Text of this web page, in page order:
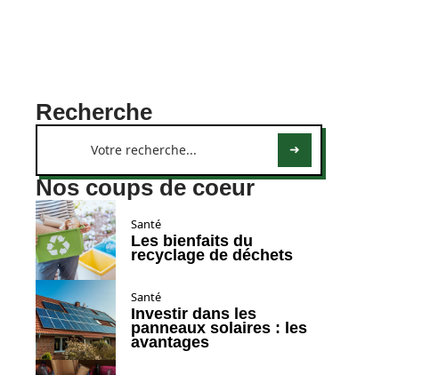
Recherche
Nos coups de coeur
Santé
Les bienfaits du
recyclage de déchets
Santé
Investir dans les
panneaux solaires : les
avantages